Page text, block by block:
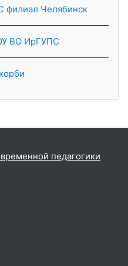
филиал Челябинск
ВО ИрГУПС
педагогики